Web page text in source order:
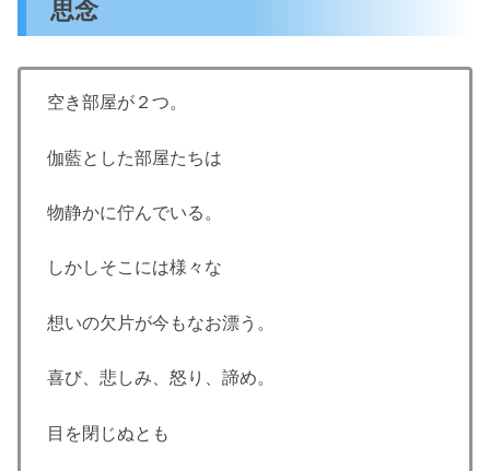
思念
空き部屋が２つ。
伽藍とした部屋たちは
物静かに佇んでいる。
しかしそこには様々な
想いの欠片が今もなお漂う。
喜び、悲しみ、怒り、諦め。
目を閉じぬとも